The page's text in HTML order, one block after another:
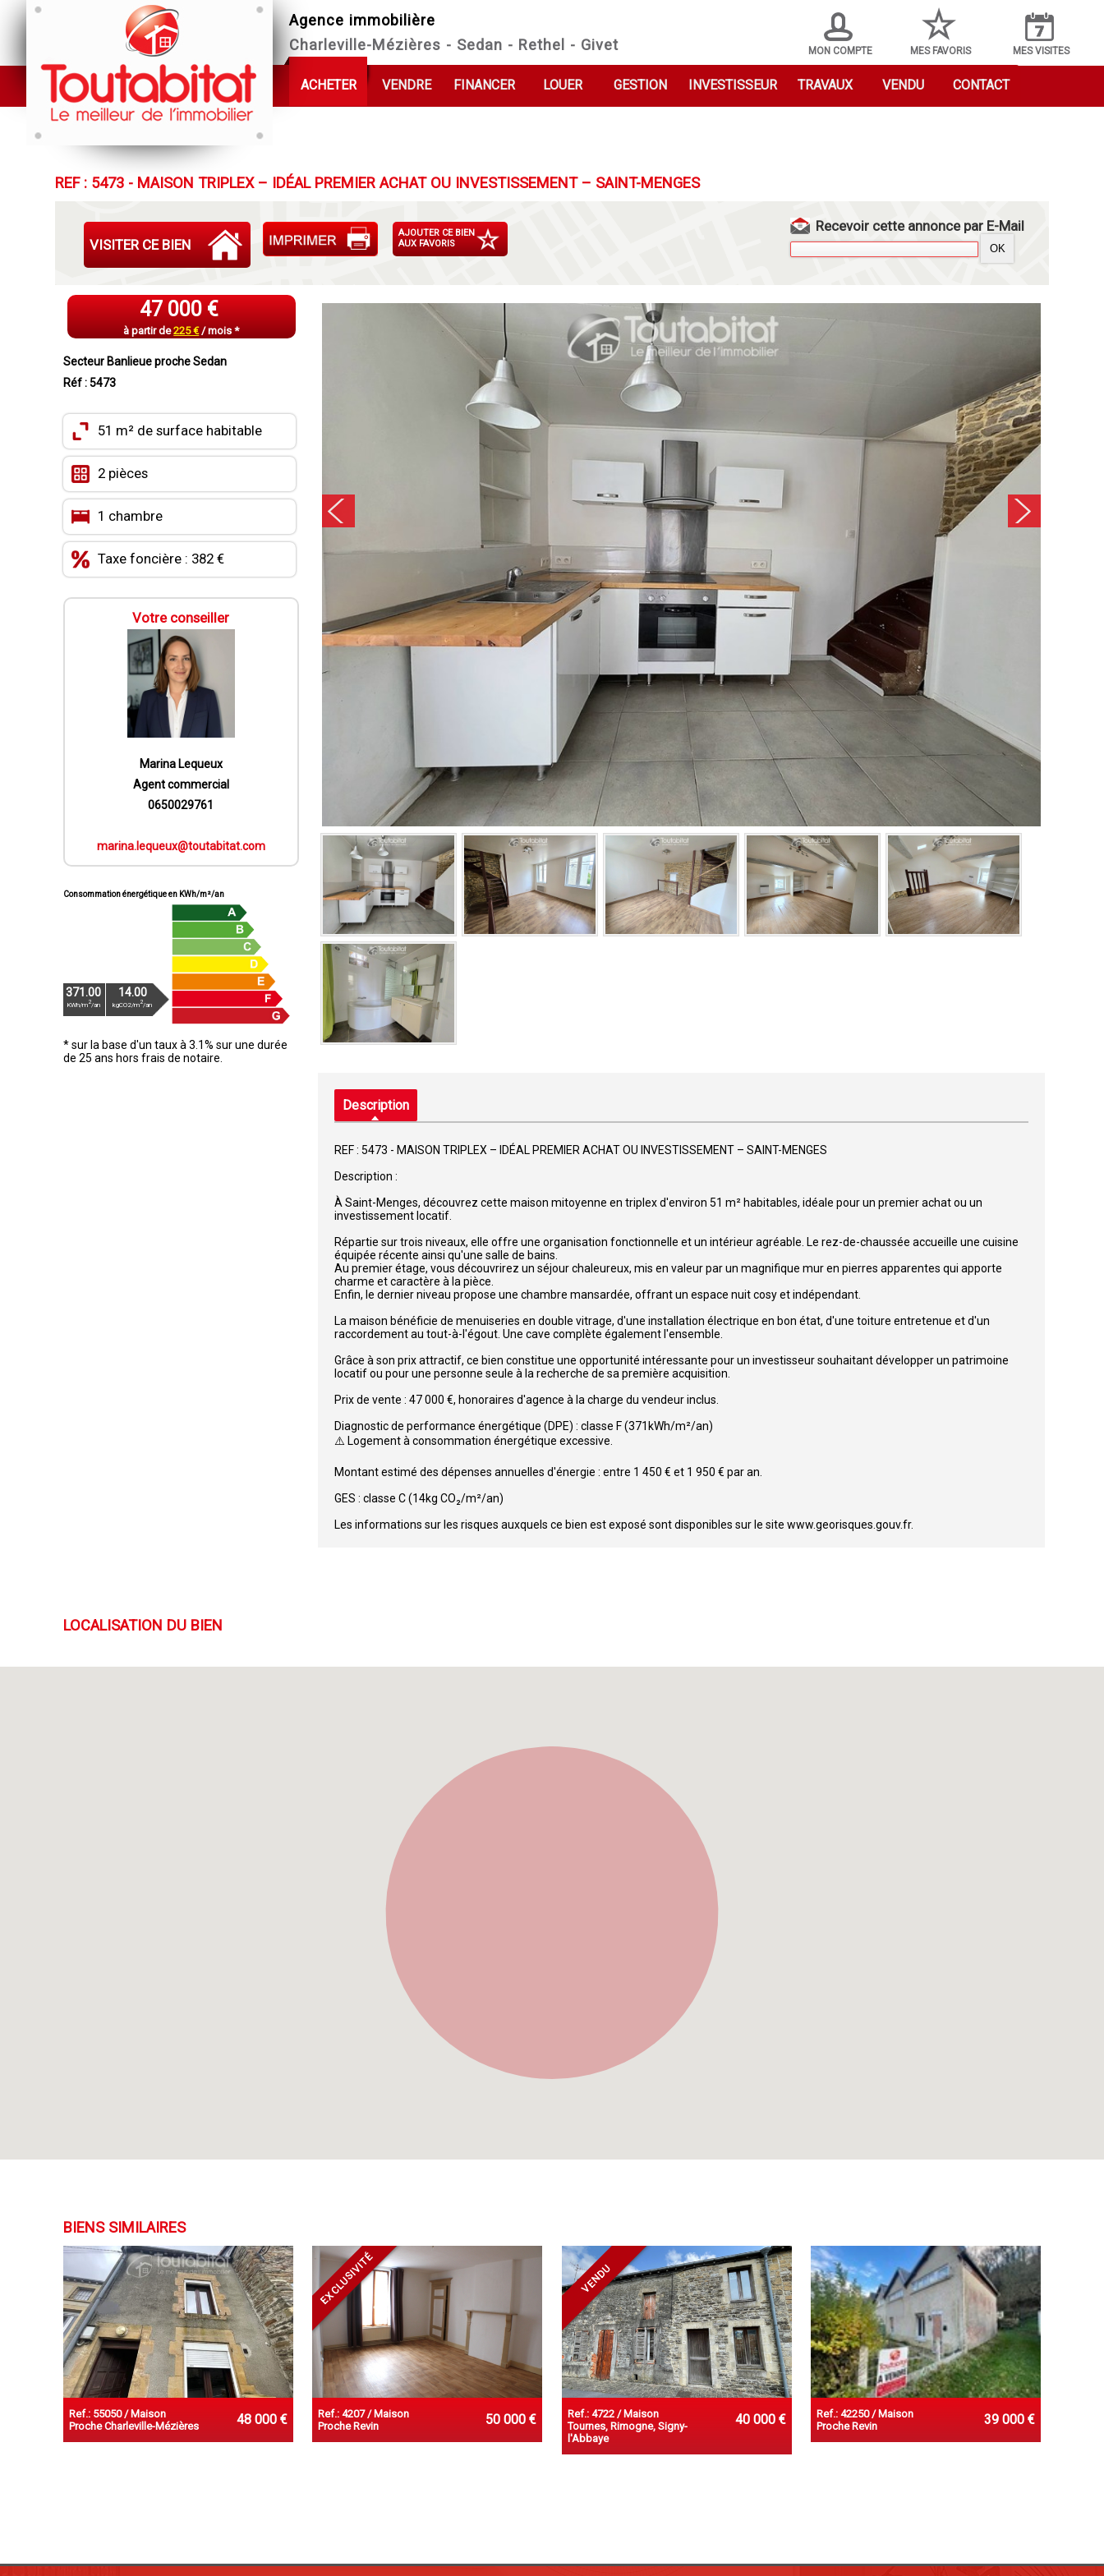
Agence immobilière
Charleville-Mézières - Sedan - Rethel - Givet
ACHETER VENDRE FINANCER LOUER GESTION INVESTISSEUR TRAVAUX VENDU CONTACT
MES VISITES
MES FAVORIS
MON COMPTE
REF : 5473 - MAISON TRIPLEX – IDÉAL PREMIER ACHAT OU INVESTISSEMENT – SAINT-MENGES
Recevoir cette annonce par E-Mail
VISITER CE BIEN
AJOUTER CE BIEN
AUX FAVORIS
47 000 €
à partir de225 €/ mois *
Secteur Banlieue proche Sedan
Réf : 5473
51 m² de surface habitable
2 pièces
1 chambre
Taxe foncière : 382 €
Votre conseiller
Marina Lequeux
Agent commercial
0650029761
marina.lequeux@toutabitat.com
Consommation énergétique en KWh/m²/an
371.00
KWh/m2/an
14.00
kgCO2/m2/an
* sur la base d'un taux à 3.1% sur une durée
de 25 ans hors frais de notaire.
Description
REF : 5473 - MAISON TRIPLEX – IDÉAL PREMIER ACHAT OU INVESTISSEMENT – SAINT-MENGES
Description :
À Saint-Menges, découvrez cette maison mitoyenne en triplex d'environ 51 m² habitables, idéale pour un premier achat ou un
investissement locatif.
Répartie sur trois niveaux, elle offre une organisation fonctionnelle et un intérieur agréable. Le rez-de-chaussée accueille une cuisine
équipée récente ainsi qu'une salle de bains.
Au premier étage, vous découvrirez un séjour chaleureux, mis en valeur par un magnifique mur en pierres apparentes qui apporte
charme et caractère à la pièce.
Enfin, le dernier niveau propose une chambre mansardée, offrant un espace nuit cosy et indépendant.
La maison bénéficie de menuiseries en double vitrage, d'une installation électrique en bon état, d'une toiture entretenue et d'un
raccordement au tout-à-l'égout. Une cave complète également l'ensemble.
Grâce à son prix attractif, ce bien constitue une opportunité intéressante pour un investisseur souhaitant développer un patrimoine
locatif ou pour une personne seule à la recherche de sa première acquisition.
Prix de vente : 47 000 €, honoraires d'agence à la charge du vendeur inclus.
Diagnostic de performance énergétique (DPE) : classe F (371kWh/m²/an)
⚠️ Logement à consommation énergétique excessive.
Montant estimé des dépenses annuelles d'énergie : entre 1 450 € et 1 950 € par an.
GES : classe C (14kg CO₂/m²/an)
Les informations sur les risques auxquels ce bien est exposé sont disponibles sur le site www.georisques.gouv.fr.
LOCALISATION DU BIEN
BIENS SIMILAIRES
Ref.: 55050 / Maison
Proche Charleville-Mézières
48 000 €
EXCLUSIVITÉ
Ref.: 4207 / Maison
Proche Revin
50 000 €
VENDU
Ref.: 4722 / Maison
Tournes, Rimogne, Signy-
l'Abbaye
40 000 €
Ref.: 42250 / Maison
Proche Revin
39 000 €